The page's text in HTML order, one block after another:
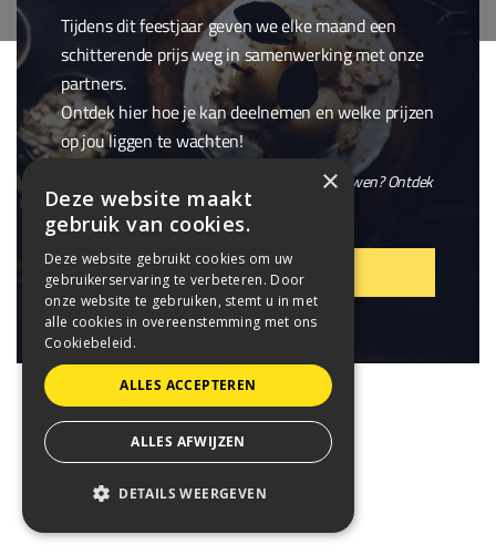
Tijdens dit feestjaar geven we elke maand een
schitterende prijs weg in samenwerking met onze
partners.
Ontdek hier hoe je kan deelnemen en welke prijzen
op jou liggen te wachten!
En wil je niet alleen winnen, maar ook meebouwen? Ontdek
onze openstaandevacatures.
VIER MEE!
×
Deze website maakt
gebruik van cookies.
Deze website gebruikt cookies om uw
gebruikerservaring te verbeteren. Door
onze website te gebruiken, stemt u in met
alle cookies in overeenstemming met ons
Cookiebeleid.
ALLES ACCEPTEREN
ALLES AFWIJZEN
DETAILS WEERGEVEN
STRIKT NOODZAKELIJK